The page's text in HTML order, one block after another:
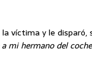
víctima y le
mi hermano del